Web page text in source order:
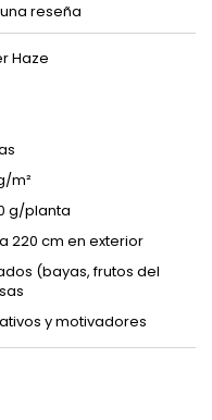
reseña
Haze
m²
g/planta
220 cm en exterior
(bayas, frutos del
y motivadores